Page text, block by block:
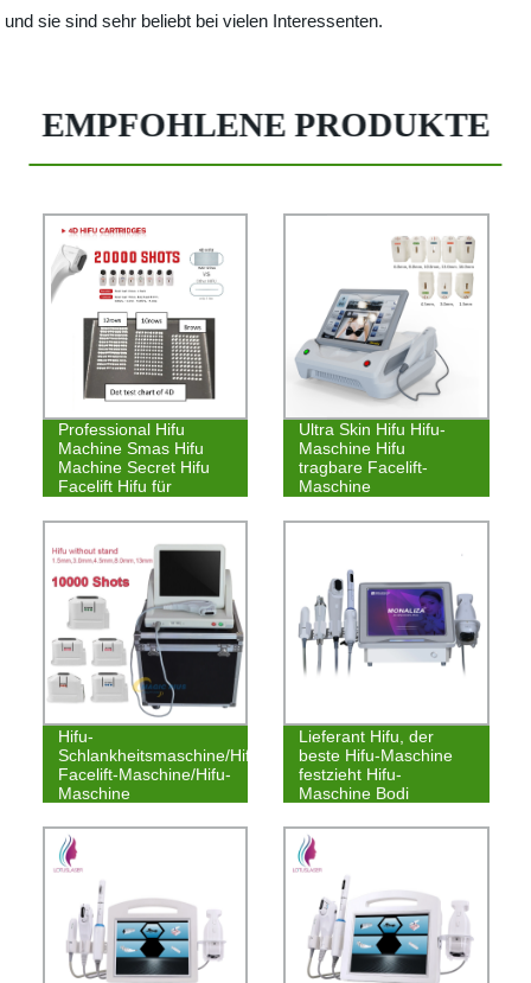
und sie sind sehr beliebt bei vielen Interessenten.
EMPFOHLENE PRODUKTE
Professional Hifu
Machine Smas Hifu
Machine Secret Hifu
Facelift Hifu für
Ultra Skin Hifu Hifu-
Maschine Hifu
tragbare Facelift-
Maschine
Hifu-
Schlankheitsmaschine/Hifu-
Facelift-Maschine/Hifu-
Maschine
Lieferant Hifu, der
beste Hifu-Maschine
festzieht Hifu-
Maschine Bodi